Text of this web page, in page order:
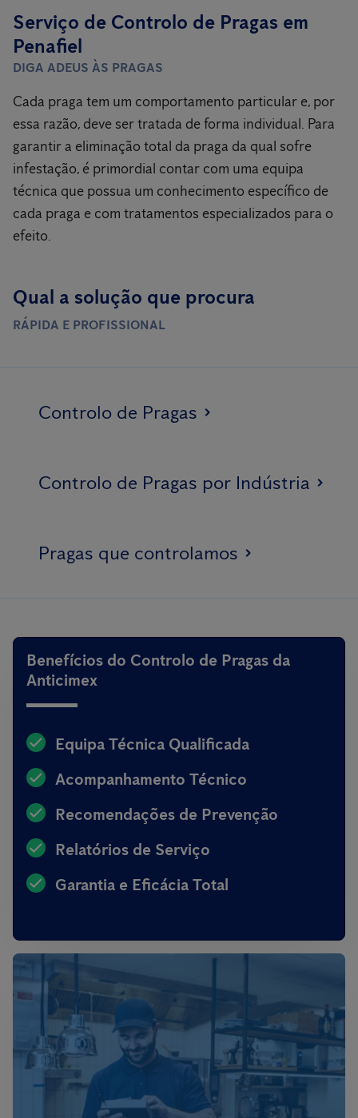
Serviço de Controlo de Pragas em
Penafiel
DIGA ADEUS ÀS PRAGAS
Cada praga tem um comportamento particular e, por
essa razão, deve ser tratada de forma individual. Para
garantir a eliminação total da praga da qual sofre
infestação, é primordial contar com uma equipa
técnica que possua um conhecimento específico de
cada praga e com tratamentos especializados para o
efeito.
Qual a solução que procura
RÁPIDA E PROFISSIONAL
Controlo de Pragas
Controlo de Pragas por Indústria
Pragas que controlamos
Benefícios do Controlo de Pragas da
Anticimex
Equipa Técnica Qualificada
Acompanhamento Técnico
Recomendações de Prevenção
Relatórios de Serviço
Garantia e Eficácia Total